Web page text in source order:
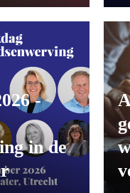
-
in de